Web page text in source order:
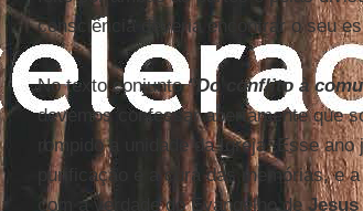
consciência deveria encontrar o seu
No texto conjunto"Do conflito à
devemos confessar abertamente que
rompido a unidade da Igreja. Esse
purificação e a cura das memórias, e
com a verdade do Evangelho de